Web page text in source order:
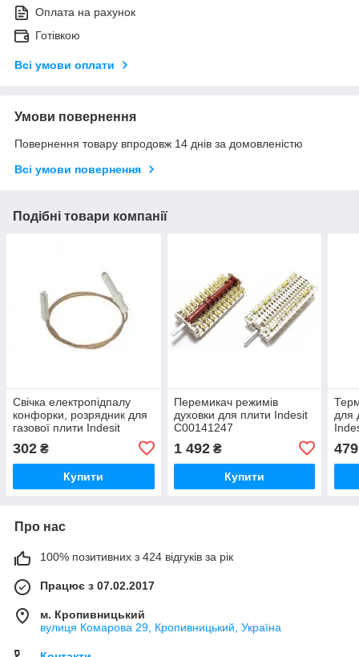
Оплата на рахунок
Готівкою
Всі умови оплати
Умови повернення
Повернення товару впродовж 14 днів за домовленістю
Всі умови повернення
Подібні товари компанії
Свічка електропідпалу
конфорки, розрядник для
газової плити Indesit
302 ₴
Купити
Перемикач режимів
духовки для плити Indesit
C00141247
1 492₴
Купити
для
479
Про нас
100% позитивних з 424 відгуків за рік
Працює з 07.02.2017
м. Кропивницький
вулиця Комарова 29, Кропивницький, Україна